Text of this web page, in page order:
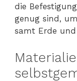
die
genug sind,
samt Erde und